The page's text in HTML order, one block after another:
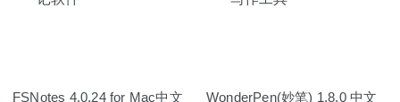
FSNotes 4.0.24 for Mac中文
WonderPen(妙笔) 1.8.0 中文